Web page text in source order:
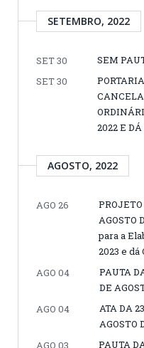
SETEMBRO, 2022
SET 30
SEM
SET 30
2022 E
AGOSTO, 2022
AGO 26
AGOSTO
para a
2023 e
AGO 04
PAUTA
DE
AGO 04
ATA DA
AGOSTO
AGO 03
PAUTA